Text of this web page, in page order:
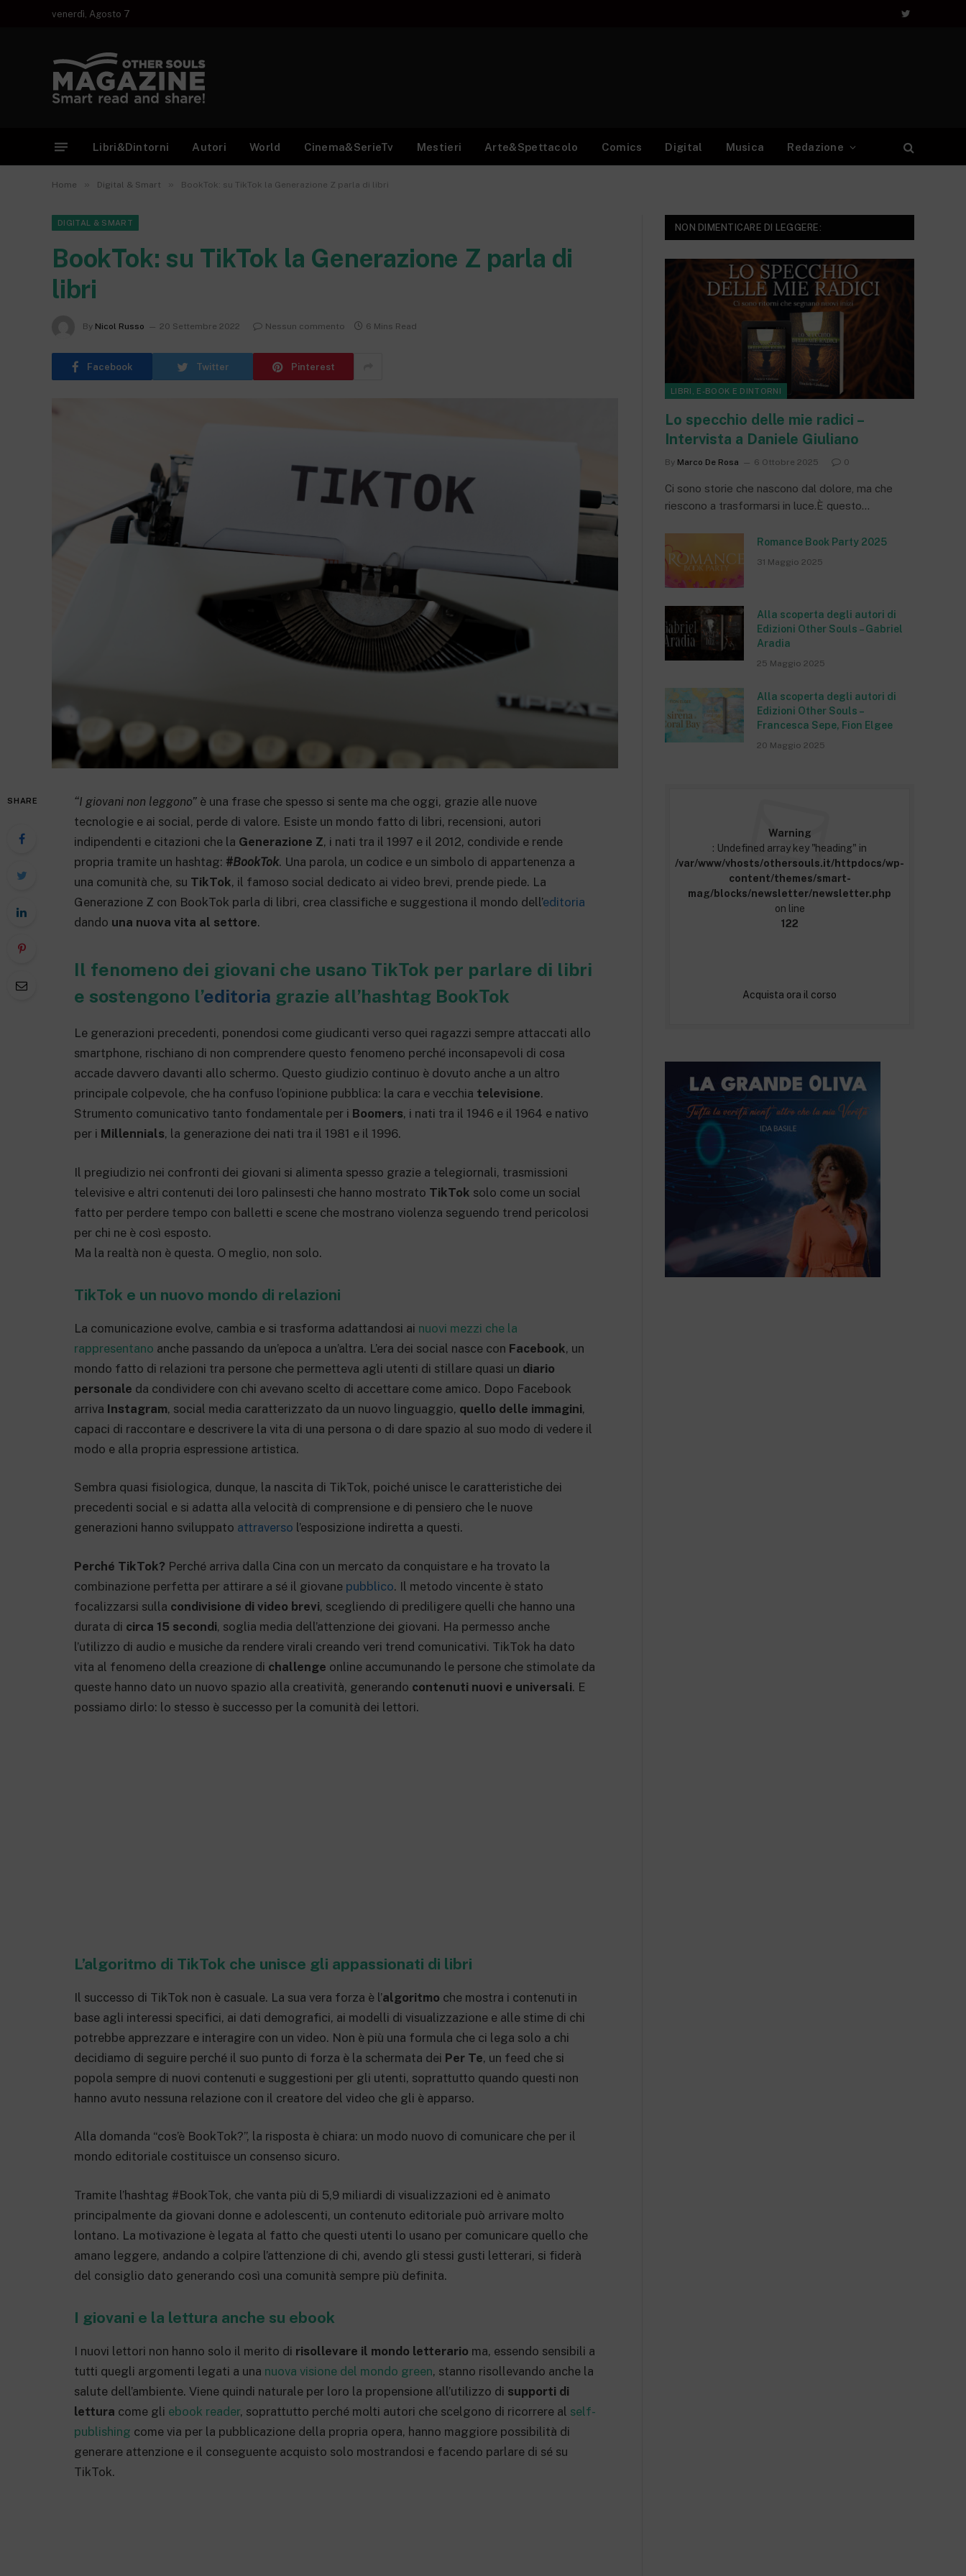
venerdì, Agosto 7
Twitter
Libri&Dintorni Autori World Cinema&SerieTv Mestieri Arte&Spettacolo Comics Digital Musica Redazione
Home » Digital & Smart » BookTok: su TikTok la Generazione Z parla di libri
DIGITAL & SMART
BookTok: su TikTok la Generazione Z parla di
libri
By Nicol Russo 20 Settembre 2022 Nessun commento 6 Mins Read
Facebook Twitter Pinterest
SHARE “I giovani non leggono” è una frase che spesso si sente ma che oggi, grazie alle nuove
tecnologie e ai social, perde di valore. Esiste un mondo fatto di libri, recensioni, autori
indipendenti e citazioni che la Generazione Z, i nati tra il 1997 e il 2012, condivide e rende
propria tramite un hashtag: #BookTok. Una parola, un codice e un simbolo di appartenenza a
una comunità che, su TikTok, il famoso social dedicato ai video brevi, prende piede. La
Generazione Z con BookTok parla di libri, crea classifiche e suggestiona il mondo dell’editoria
dando una nuova vita al settore.
Il fenomeno dei giovani che usano TikTok per parlare di libri
e sostengono l’editoria grazie all’hashtag BookTok
Le generazioni precedenti, ponendosi come giudicanti verso quei ragazzi sempre attaccati allo
smartphone, rischiano di non comprendere questo fenomeno perché inconsapevoli di cosa
accade davvero davanti allo schermo. Questo giudizio continuo è dovuto anche a un altro
principale colpevole, che ha confuso l’opinione pubblica: la cara e vecchia televisione.
Strumento comunicativo tanto fondamentale per i Boomers, i nati tra il 1946 e il 1964 e nativo
per i Millennials, la generazione dei nati tra il 1981 e il 1996.
Il pregiudizio nei confronti dei giovani si alimenta spesso grazie a telegiornali, trasmissioni
televisive e altri contenuti dei loro palinsesti che hanno mostrato TikTok solo come un social
fatto per perdere tempo con balletti e scene che mostrano violenza seguendo trend pericolosi
per chi ne è così esposto.
Ma la realtà non è questa. O meglio, non solo.
TikTok e un nuovo mondo di relazioni
La comunicazione evolve, cambia e si trasforma adattandosi ai nuovi mezzi che la
rappresentano anche passando da un’epoca a un’altra. L’era dei social nasce con Facebook, un
mondo fatto di relazioni tra persone che permetteva agli utenti di stillare quasi un diario
personale da condividere con chi avevano scelto di accettare come amico. Dopo Facebook
arriva Instagram, social media caratterizzato da un nuovo linguaggio, quello delle immagini,
capaci di raccontare e descrivere la vita di una persona o di dare spazio al suo modo di vedere il
modo e alla propria espressione artistica.
Sembra quasi fisiologica, dunque, la nascita di TikTok, poiché unisce le caratteristiche dei
precedenti social e si adatta alla velocità di comprensione e di pensiero che le nuove
generazioni hanno sviluppato attraverso l’esposizione indiretta a questi.
Perché TikTok? Perché arriva dalla Cina con un mercato da conquistare e ha trovato la
combinazione perfetta per attirare a sé il giovane pubblico. Il metodo vincente è stato
focalizzarsi sulla condivisione di video brevi, scegliendo di prediligere quelli che hanno una
durata di circa 15 secondi, soglia media dell’attenzione dei giovani. Ha permesso anche
l’utilizzo di audio e musiche da rendere virali creando veri trend comunicativi. TikTok ha dato
vita al fenomeno della creazione di challenge online accumunando le persone che stimolate da
queste hanno dato un nuovo spazio alla creatività, generando contenuti nuovi e universali. E
possiamo dirlo: lo stesso è successo per la comunità dei lettori.
L’algoritmo di TikTok che unisce gli appassionati di libri
Il successo di TikTok non è casuale. La sua vera forza è l’algoritmo che mostra i contenuti in
base agli interessi specifici, ai dati demografici, ai modelli di visualizzazione e alle stime di chi
potrebbe apprezzare e interagire con un video. Non è più una formula che ci lega solo a chi
decidiamo di seguire perché il suo punto di forza è la schermata dei Per Te, un feed che si
popola sempre di nuovi contenuti e suggestioni per gli utenti, soprattutto quando questi non
hanno avuto nessuna relazione con il creatore del video che gli è apparso.
Alla domanda “cos’è BookTok?”, la risposta è chiara: un modo nuovo di comunicare che per il
mondo editoriale costituisce un consenso sicuro.
Tramite l’hashtag #BookTok, che vanta più di 5,9 miliardi di visualizzazioni ed è animato
principalmente da giovani donne e adolescenti, un contenuto editoriale può arrivare molto
lontano. La motivazione è legata al fatto che questi utenti lo usano per comunicare quello che
amano leggere, andando a colpire l’attenzione di chi, avendo gli stessi gusti letterari, si fiderà
del consiglio dato generando così una comunità sempre più definita.
I giovani e la lettura anche su ebook
I nuovi lettori non hanno solo il merito di risollevare il mondo letterario ma, essendo sensibili a
tutti quegli argomenti legati a una nuova visione del mondo green, stanno risollevando anche la
salute dell’ambiente. Viene quindi naturale per loro la propensione all’utilizzo di supporti di
lettura come gli ebook reader, soprattutto perché molti autori che scelgono di ricorrere al self-
publishing come via per la pubblicazione della propria opera, hanno maggiore possibilità di
generare attenzione e il conseguente acquisto solo mostrandosi e facendo parlare di sé su
TikTok.
NON DIMENTICARE DI LEGGERE:
LIBRI, E-BOOK E DINTORNI
Lo specchio delle mie radici –
Intervista a Daniele Giuliano
By Marco De Rosa 6 Ottobre 2025 0
Ci sono storie che nascono dal dolore, ma che
riescono a trasformarsi in luce.È questo…
Romance Book Party 2025
31 Maggio 2025
Alla scoperta degli autori di
Edizioni Other Souls – Gabriel
Aradia
25 Maggio 2025
Alla scoperta degli autori di
Edizioni Other Souls –
Francesca Sepe, Fion Elgee
20 Maggio 2025
Warning
: Undefined array key "heading" in
/var/www/vhosts/othersouls.it/httpdocs/wp-
content/themes/smart-
mag/blocks/newsletter/newsletter.php
on line
122
Acquista ora il corso